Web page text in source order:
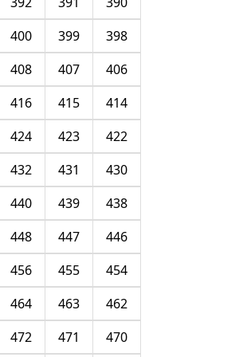
398
399
400
406
407
408
414
415
416
422
423
424
430
431
432
438
439
440
446
447
448
454
455
456
462
463
464
470
471
472